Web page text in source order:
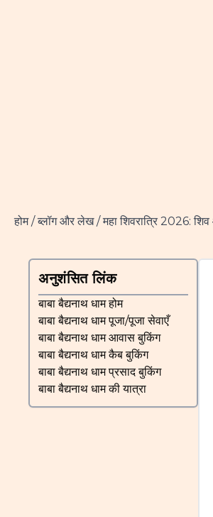
होम/ब्लॉग और लेख/महा शिवरात्रि 2026:
अनुशंसित लिंक
बाबा बैद्यनाथ धाम होम
बाबा बैद्यनाथ धाम पूजा/पूजा सेवाएँ
बाबा बैद्यनाथ धाम आवास बुकिंग
बाबा बैद्यनाथ धाम कैब बुकिंग
बाबा बैद्यनाथ धाम प्रसाद बुकिंग
बाबा बैद्यनाथ धाम की यात्रा